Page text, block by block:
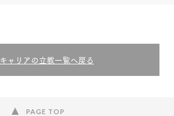
キャリアの立教一覧へ戻る
PAGE TOP